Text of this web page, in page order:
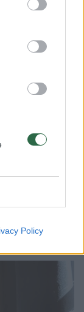
Policy
atskirtas
iki jo
viloje,
jokių